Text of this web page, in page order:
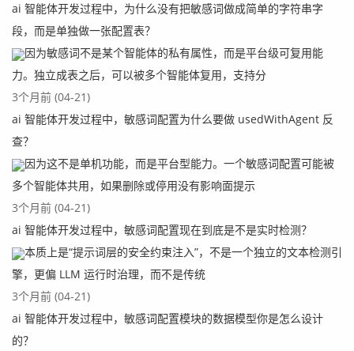
ai 智能体开发过程中，为什么没有把敏感词做成简单的字符串字
段，而是单独做一张配置表？
因为敏感词不是某个智能体的私有属性，而是平台级可复用能
力。独立成表之后，可以被多个智能体复用，支持分
3个月前 (04-21)
ai 智能体开发过程中，敏感词配置为什么要做 usedWithAgent 反
查？
因为这不是单机功能，而是平台型能力。一个敏感词配置可能被
多个智能体共用，如果删除或停用没有影响面提示
3个月前 (04-21)
ai 智能体开发过程中，敏感词配置现在到底是不是实时检测？
本质上是“提示词层的安全约束注入”，不是一个独立的文本检测引
擎，更偏 LLM 运行时治理，而不是传统
3个月前 (04-21)
ai 智能体开发过程中，敏感词配置模块的数据模型你是怎么设计
的？